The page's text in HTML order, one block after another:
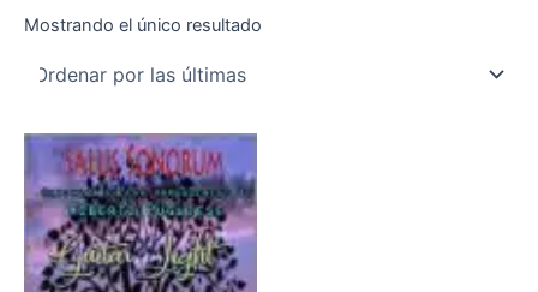
Mostrando el único resultado